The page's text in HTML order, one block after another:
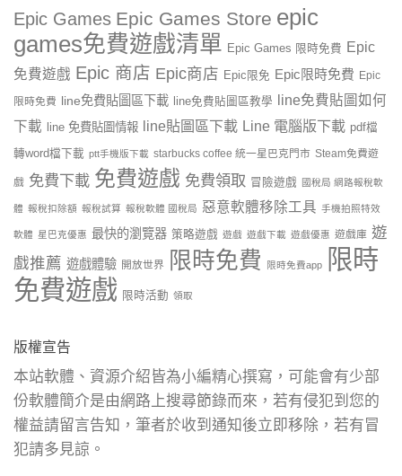
Epic Games Epic Games Store epic
games免費遊戲清單 Epic Games 限時免費 Epic
免費遊戲 Epic 商店 Epic商店 Epic限免 Epic限時免費 Epic
限時免費 line免費貼圖區下載 line免費貼圖區教學
line免費貼圖如何
下載
line 免費貼圖情報 line貼圖區下載 Line 電腦版下載 pdf檔
轉word檔下載 ptt手機版下載 starbucks coffee 統一星巴克門市 Steam免費遊
戲 免費下載 免費遊戲 免費領取 冒險遊戲 國稅局 網路報稅軟
體 報稅扣除額 報稅試算 報稅軟體 國稅局 惡意軟體移除工具 手機拍照特效
軟體 星巴克優惠 最快的瀏覽器 策略遊戲 遊戲 遊戲下載 遊戲優惠 遊戲庫 遊
戲推薦 遊戲體驗 開放世界 限時免費 限時免費app
限時
免費遊戲 限時活動 領取
版權宣告
本站軟體、資源介紹皆為小編精心撰寫，可能會有少部
份軟體簡介是由網路上搜尋節錄而來，若有侵犯到您的
權益請留言告知，筆者於收到通知後立即移除，若有冒
犯請多見諒。